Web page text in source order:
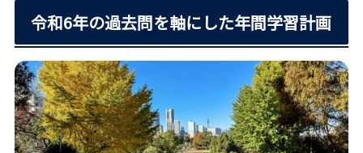
令和6年の過去問を軸にした年間学習計画